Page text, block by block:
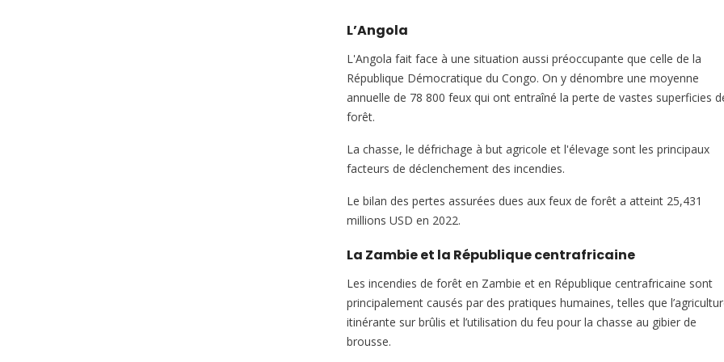
L’Angola
L'Angola fait face à une situation aussi préoccupante que celle de la
République Démocratique du Congo. On y dénombre une moyenne
annuelle de 78 800 feux qui ont entraîné la perte de vastes superficies
forêt.
La chasse, le défrichage à but agricole et l'élevage sont les principaux
facteurs de déclenchement des incendies.
Le bilan des pertes assurées dues aux feux de forêt a atteint 25,431
millions USD en 2022.
La Zambie et la République centrafricaine
Les incendies de forêt en Zambie et en République centrafricaine sont
principalement causés par des pratiques humaines, telles que
itinérante sur brûlis et l’utilisation du feu pour la chasse au gibier de
brousse.